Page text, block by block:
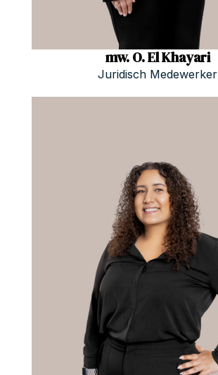
mw. O. El Khayari
Juridisch Medewerker